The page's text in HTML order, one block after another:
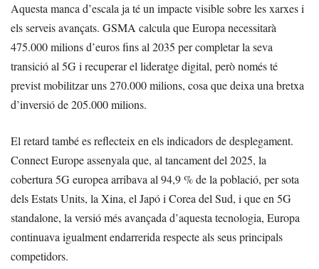
Aquesta manca d’escala ja té un impacte visible sobre les xarxes i
els serveis avançats. GSMA calcula que Europa necessitarà
475.000 milions d’euros fins al 2035 per completar la seva
transició al 5G i recuperar el lideratge digital, però només té
previst mobilitzar uns 270.000 milions, cosa que deixa una bretxa
d’inversió de 205.000 milions.
El retard també es reflecteix en els indicadors de desplegament.
Connect Europe assenyala que, al tancament del 2025, la
cobertura 5G europea arribava al 94,9 % de la població, per sota
dels Estats Units, la Xina, el Japó i Corea del Sud, i que en 5G
standalone, la versió més avançada d’aquesta tecnologia, Europa
continuava igualment endarrerida respecte als seus principals
competidors.